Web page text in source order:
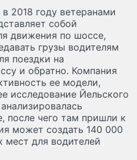
2018 году ветеранами
собой
движения по шоссе,
грузы водителям
поездки на
и обратно. Компания
ее модели,
исследование Йельского
после чего там пришли к
может создать 140 000
мест для водителей